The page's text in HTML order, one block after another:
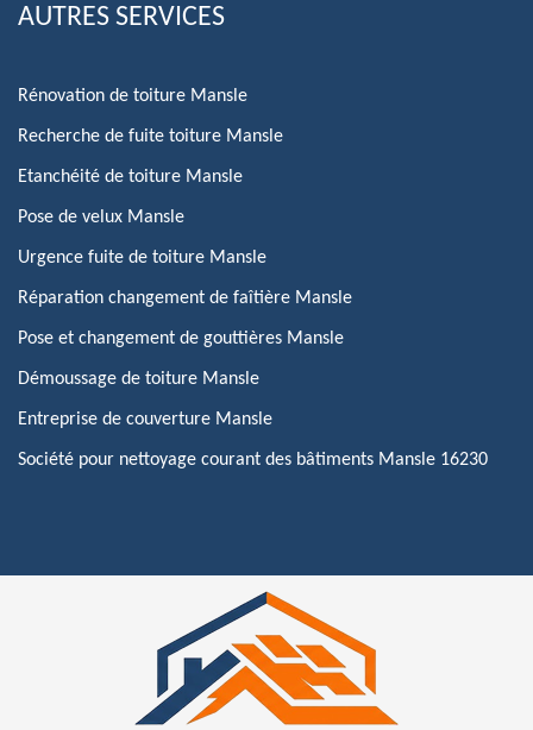
AUTRES SERVICES
Rénovation de toiture Mansle
Recherche de fuite toiture Mansle
Etanchéité de toiture Mansle
Pose de velux Mansle
Urgence fuite de toiture Mansle
Réparation changement de faîtière Mansle
Pose et changement de gouttières Mansle
Démoussage de toiture Mansle
Entreprise de couverture Mansle
Société pour nettoyage courant des bâtiments Mansle 16230